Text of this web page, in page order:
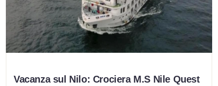
Vacanza sul Nilo: Crociera M.S Nile Quest